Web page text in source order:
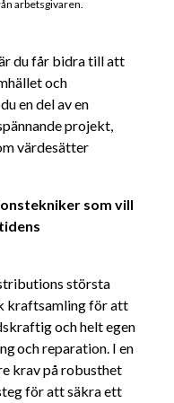
du får bidra till att
och
en del av en
projekt,
värdesätter
som vill
största
kraftsamling för att
och helt egen
och reparation. I en
krav på robusthet
för att säkra ett
arbetsgivaren.